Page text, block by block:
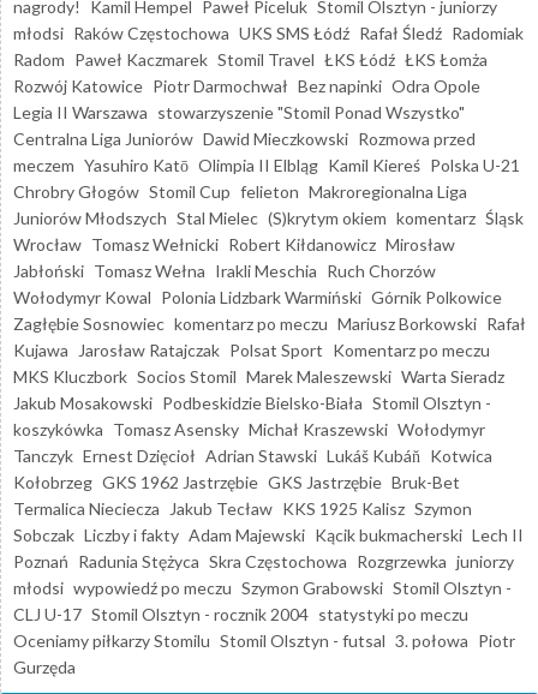
nagrody!
Kamil Hempel Paweł Piceluk Stomil Olsztyn - juniorzy
młodsi Raków Częstochowa UKS SMS Łódź Rafał Śledź Radomiak
Radom Paweł Kaczmarek Stomil Travel ŁKS Łódź ŁKS Łomża
Rozwój Katowice Piotr Darmochwał Bez napinki Odra Opole
Legia II Warszawa stowarzyszenie "Stomil Ponad Wszystko"
Centralna Liga Juniorów Dawid Mieczkowski Rozmowa przed
meczem Yasuhiro Katō Olimpia II Elbląg Kamil Kiereś Polska U-21
Chrobry Głogów Stomil Cup felieton Makroregionalna Liga
Juniorów Młodszych Stal Mielec (S)krytym okiem komentarz Śląsk
Wrocław Tomasz Wełnicki Robert Kiłdanowicz Mirosław
Jabłoński Tomasz Wełna Irakli Meschia Ruch Chorzów
Wołodymyr Kowal Polonia Lidzbark Warmiński Górnik Polkowice
Zagłębie Sosnowiec komentarz po meczu Mariusz Borkowski Rafał
Kujawa
Jarosław Ratajczak Polsat Sport Komentarz po meczu
MKS Kluczbork Socios Stomil Marek Maleszewski Warta Sieradz
Jakub Mosakowski Podbeskidzie Bielsko-Biała Stomil Olsztyn -
koszykówka Tomasz Asensky Michał Kraszewski Wołodymyr
Tanczyk Ernest Dzięcioł Adrian Stawski Lukáš Kubáň Kotwica
Kołobrzeg GKS 1962 Jastrzębie GKS Jastrzębie Bruk-Bet
Termalica Nieciecza
Jakub Tecław KKS 1925 Kalisz Szymon
Sobczak Liczby i fakty Adam Majewski Kącik bukmacherski Lech II
Poznań Radunia Stężyca Skra Częstochowa Rozgrzewka juniorzy
młodsi wypowiedź po meczu Szymon Grabowski Stomil Olsztyn -
CLJ U-17 Stomil Olsztyn - rocznik 2004 statystyki po meczu
Oceniamy piłkarzy Stomilu Stomil Olsztyn - futsal 3. połowa Piotr
Gurzęda